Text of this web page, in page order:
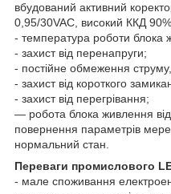
вбудований активний
0,95/30VAC, високий ККД
- температура роботи блока
- захист від перенапруги;
- постійне обмеження
- захист від короткого
- захист від перегрівання;
— робота блока живлення
повернення параметрів
нормальний стан.
Переваги промислового
- мале споживання